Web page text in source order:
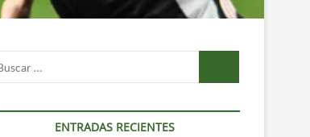
ENTRADAS RECIENTES